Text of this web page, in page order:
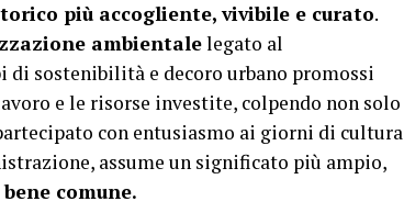
più accogliente, vivibile e curato.
ambientalelegato al
di sostenibilità e decoro urbano promossi
e le risorse investite, colpendo non solo
con entusiasmo ai giorni di cultura
assume un significato più ampio,
comune.